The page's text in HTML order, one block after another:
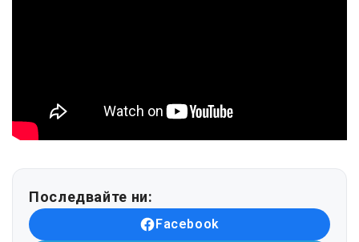
Последвайте ни:
Facebook